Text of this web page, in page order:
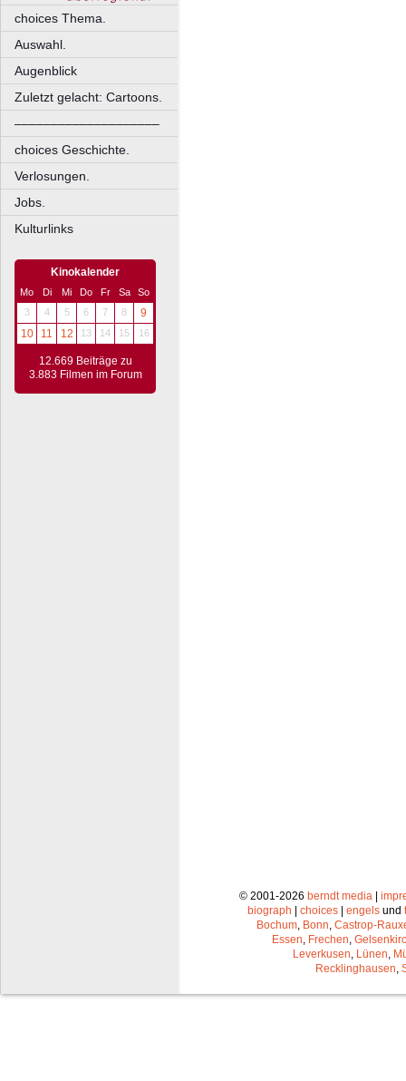
choices Thema.
Auswahl.
Augenblick
Zuletzt gelacht: Cartoons.
––––––––––––––––––––
choices Geschichte.
Verlosungen.
Jobs.
Kulturlinks
Kinokalender
Mo Di Mi Do Fr Sa
So
3
4 5 6 7 8
9
10
11 12 13 14 15 16
12.669 Beiträge zu
3.883 Filmen im Forum
© 2001-2026 berndt media |
biograph | choices | engels und
Bochum Bonn Castrop-
Essen Frechen
Leverkusen Lünen
Recklinghausen